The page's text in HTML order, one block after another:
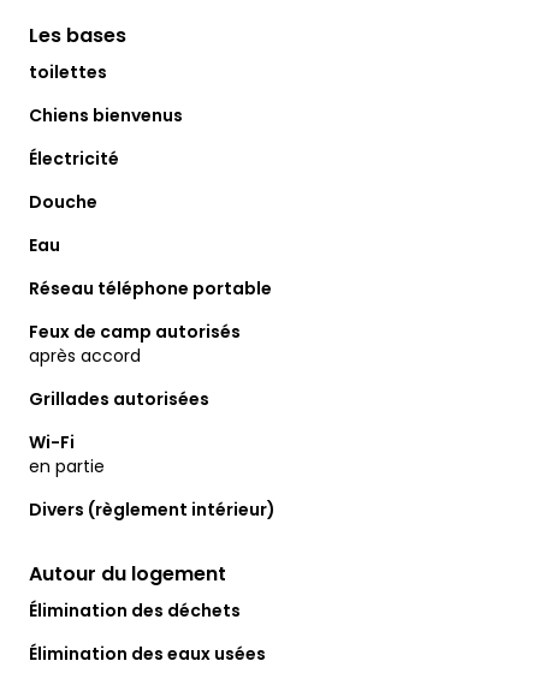
Les bases
toilettes
Chiens bienvenus
Électricité
Douche
Eau
Réseau téléphone portable
Feux de camp autorisés
après accord
Grillades autorisées
Wi-Fi
en partie
Divers (règlement intérieur)
Autour du logement
Élimination des déchets
Élimination des eaux usées